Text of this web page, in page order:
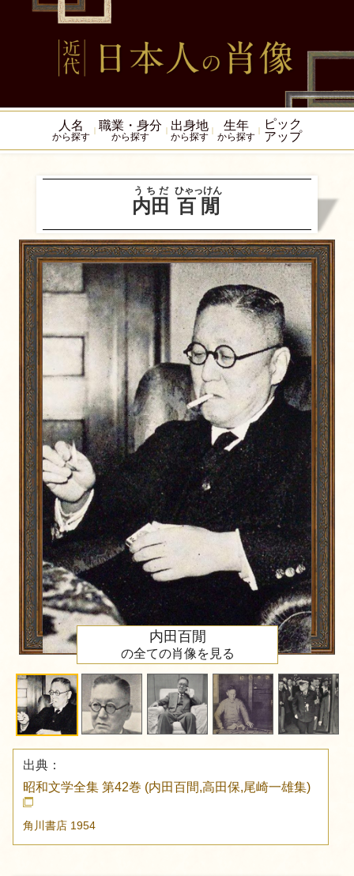
人名
から探す
職業・身分
から探す
出身地
から探す
生年
から探す
ピック
アップ
内田
うちだ
百閒
ひゃっけん
内田百閒
の全ての肖像を見る
出典：
昭和文学全集 第42巻 (内田百間,高田保,尾崎一雄集)
角川書店 1954